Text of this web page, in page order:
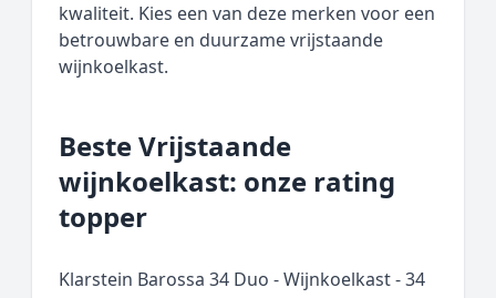
kwaliteit. Kies een van deze merken voor een
betrouwbare en duurzame vrijstaande
wijnkoelkast.
Beste Vrijstaande
wijnkoelkast: onze rating
topper
Klarstein Barossa 34 Duo - Wijnkoelkast - 34